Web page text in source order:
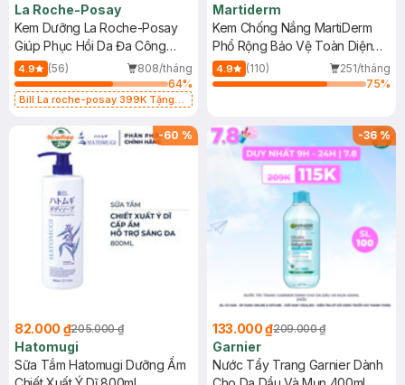
La Roche-Posay
Kem Dưỡng La Roche-Posay
Giúp Phục Hồi Da Đa Công
Dụng 40ml
4.9 (56)
808/tháng
64%
Bill La roche-posay 399K Tặng
(SL có hạn)
Martiderm
Kem Chống Nắng MartiDerm
Phổ Rộng Bảo Vệ Toàn Diện
40ml
4.9 (110)
251/tháng
75%
-60 %
82.000 ₫205.000 ₫
Hatomugi
Sữa Tắm Hatomugi Dưỡng Ẩm
-36%
133.000 ₫209.000 ₫
Garnier
Nước Tẩy Trang Garnier Dành